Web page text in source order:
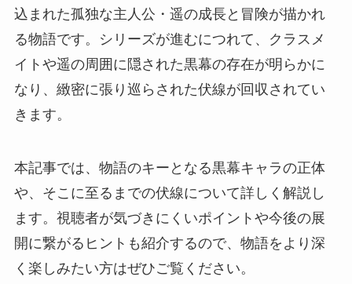
込まれた孤独な主人公・遥の成長と冒険が描かれ
る物語です。シリーズが進むにつれて、クラスメ
イトや遥の周囲に隠された黒幕の存在が明らかに
なり、緻密に張り巡らされた伏線が回収されてい
きます。
本記事では、物語のキーとなる黒幕キャラの正体
や、そこに至るまでの伏線について詳しく解説し
ます。視聴者が気づきにくいポイントや今後の展
開に繋がるヒントも紹介するので、物語をより深
く楽しみたい方はぜひご覧ください。